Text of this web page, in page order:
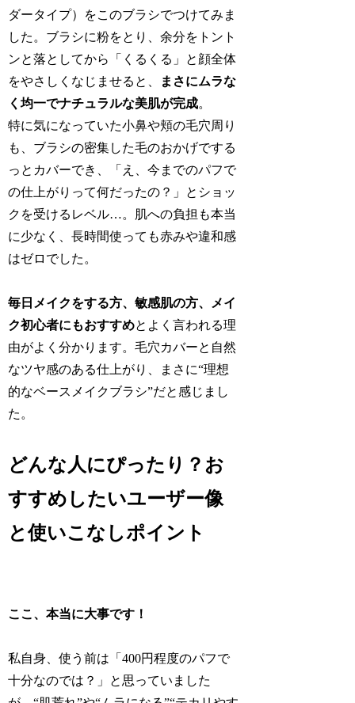
ダータイプ）をこのブラシでつけてみま
した。ブラシに粉をとり、余分をトント
ンと落としてから「くるくる」と顔全体
をやさしくなじませると、
まさにムラな
く均一でナチュラルな美肌が完成。
特に気になっていた小鼻や頬の毛穴周り
も、ブラシの密集した毛のおかげでする
っとカバーでき、「え、今までのパフで
の仕上がりって何だったの？」とショッ
クを受けるレベル…。肌への負担も本当
に少なく、長時間使っても赤みや違和感
はゼロでした。
毎日メイクをする方、敏感肌の方、メイ
ク初心者にもおすすめとよく言われる理
由がよく分かります。毛穴カバーと自然
なツヤ感のある仕上がり、まさに“理想
的なベースメイクブラシ”だと感じまし
た。
どんな人にぴったり？お
すすめしたいユーザー像
と使いこなしポイント
ここ、本当に大事です！
私自身、使う前は「400円程度のパフで
十分なのでは？」と思っていました